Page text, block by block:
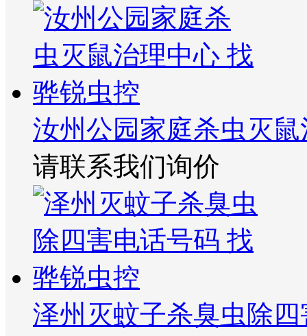
汝州公园家庭杀虫灭
请联系我们询价
泽州灭蚊子杀臭虫除